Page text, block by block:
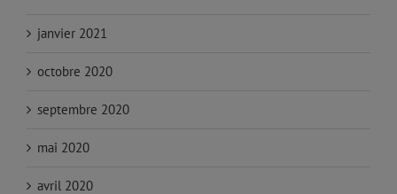
janvier 2021
octobre 2020
septembre 2020
mai 2020
avril 2020